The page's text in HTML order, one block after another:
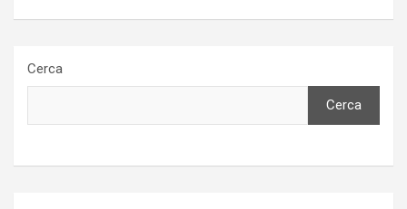
Cerca
Cerca